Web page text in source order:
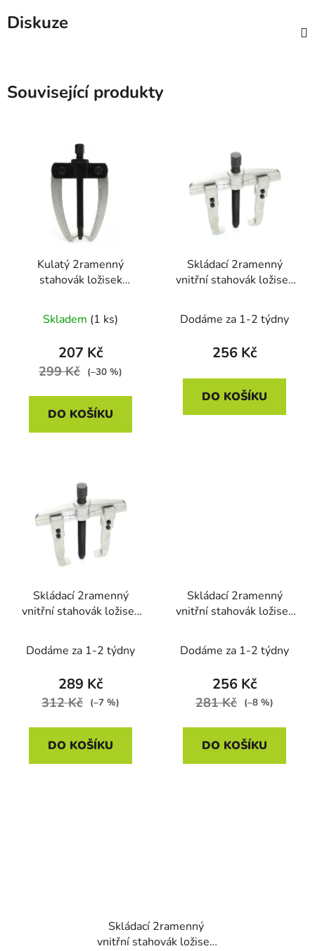
Diskuze
Související produkty
Kulatý 2ramenný
stahovák ložisek
4", 100 mm
Skladem (1 ks)
207 Kč
299 Kč (–30 %)
DO KOŠÍKU
Skládací 2ramenný
vnitřní stahovák ložisek
6", 150 mm
Dodáme za 1-2 týdny
256 Kč
DO KOŠÍKU
Skládací 2ramenný
vnitřní stahovák ložisek
8", 200 mm
Dodáme za 1-2 týdny
289 Kč
312 Kč (–7 %)
DO KOŠÍKU
Skládací 2ramenný
vnitřní stahovák ložisek
Dodáme za 1-2 týdny
256 Kč
281 Kč (–8 %)
DO KOŠÍKU
Skládací 2ramenný
vnitřní stahovák ložisek